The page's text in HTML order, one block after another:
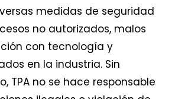
medidas de seguridad
no autorizados, malos
con tecnología y
en la industria. Sin
TPA no se hace responsable